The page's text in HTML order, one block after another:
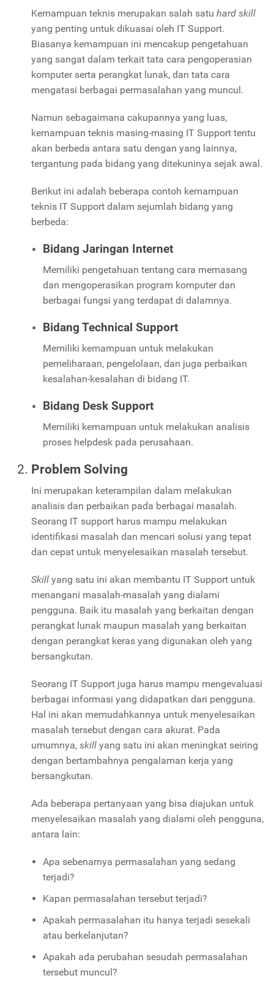
Kemampuan teknis merupakan salah satu hard skill
yang penting untuk dikuasai oleh IT Support.
Biasanya kemampuan ini mencakup pengetahuan
yang sangat dalam terkait tata cara pengoperasian
komputer serta perangkat lunak, dan tata cara
mengatasi berbagai permasalahan yang muncul.
Namun sebagaimana cakupannya yang luas,
kemampuan teknis masing-masing IT Support tentu
akan berbeda antara satu dengan yang lainnya,
tergantung pada bidang yang ditekuninya sejak awal.
Berikut ini adalah beberapa contoh kemampuan
teknis IT Support dalam sejumlah bidang yang
berbeda:
Bidang Jaringan Internet
Memiliki pengetahuan tentang cara memasang
dan mengoperasikan program komputer dan
berbagai fungsi yang terdapat di dalamnya.
Bidang Technical Support
Memiliki kemampuan untuk melakukan
pemeliharaan, pengelolaan, dan juga perbaikan
kesalahan-kesalahan di bidang IT.
Bidang Desk Support
Memiliki kemampuan untuk melakukan analisis
proses helpdesk pada perusahaan.
Problem Solving
Ini merupakan keterampilan dalam melakukan
analisis dan perbaikan pada berbagai masalah.
Seorang IT support harus mampu melakukan
identifikasi masalah dan mencari solusi yang tepat
dan cepat untuk menyelesaikan masalah tersebut.
Skill yang satu ini akan membantu IT Support untuk
menangani masalah-masalah yang dialami
pengguna. Baik itu masalah yang berkaitan dengan
perangkat lunak maupun masalah yang berkaitan
dengan perangkat keras yang digunakan oleh yang
bersangkutan.
Seorang IT Support juga harus mampu mengevaluasi
berbagai informasi yang didapatkan dari pengguna.
Hal ini akan memudahkannya untuk menyelesaikan
masalah tersebut dengan cara akurat. Pada
umumnya, skill yang satu ini akan meningkat seiring
dengan bertambahnya pengalaman kerja yang
bersangkutan.
Ada beberapa pertanyaan yang bisa diajukan untuk
menyelesaikan masalah yang dialami oleh pengguna,
antara lain:
Apa sebenarnya permasalahan yang sedang
terjadi?
Kapan permasalahan tersebut terjadi?
Apakah permasalahan itu hanya terjadi sesekali
atau berkelanjutan?
Apakah ada perubahan sesudah permasalahan
tersebut muncul?